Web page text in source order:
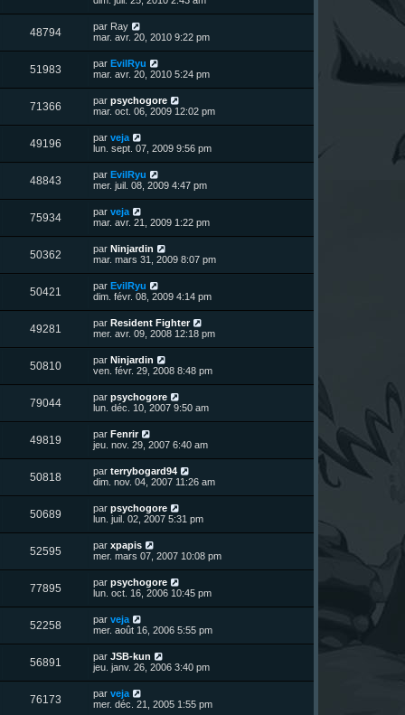
g
e
s
s
a
g
e
s
e
r
m
e
s
s
a
g
e
u
s
i
e
r
m
e
s
s
a
g
e
48794V
u
s
D
e
i
e
r
m
e
s
s
a
g
e
par Ray
mar. avr. 20, 2010 9:22 pm
51983V
u
s
D
e
i
e
r
m
e
s
s
a
g
e
par EvilRyu
mar. avr. 20, 2010 5:24 pm
71366V
u
s
D
e
i
e
r
m
e
s
s
a
g
e
par psychogore
mar. oct. 06, 2009 12:02 pm
49196V
u
s
D
e
i
e
r
m
e
s
s
a
g
e
par veja
lun. sept. 07, 2009 9:56 pm
48843V
u
s
D
e
i
e
r
m
e
s
s
a
g
e
par EvilRyu
mer. juil. 08, 2009 4:47 pm
75934V
u
D
e
i
e
r
m
e
s
s
a
g
e
par veja
mar. avr. 21, 2009 1:22 pm
50362V
u
D
e
i
e
r
m
e
s
s
a
g
e
par Ninjardin
mar. mars 31, 2009 8:07 pm
50421
u
s
D
e
i
e
r
m
e
s
s
a
g
e
par EvilRyu
dim. févr. 08, 2009 4:14 pm
49281
u
s
D
e
i
e
r
m
e
s
s
a
g
e
par Resident Fighter
mer. avr. 09, 2008 12:18 pm
50810V
u
s
D
e
i
e
r
m
e
s
s
a
g
e
par Ninjardin
ven. févr. 29, 2008 8:48 pm
79044V
u
s
D
e
i
e
r
m
e
s
s
a
g
e
par psychogore
lun. déc. 10, 2007 9:50 am
49819V
u
s
D
e
i
e
r
m
e
s
s
a
g
e
par Fenrir
jeu. nov. 29, 2007 6:40 am
50818V
u
s
D
e
i
e
r
m
e
s
s
a
g
e
par terrybogard94
dim. nov. 04, 2007 11:26 am
50689V
u
s
D
e
i
e
r
m
e
s
s
a
g
e
par psychogore
lun. juil. 02, 2007 5:31 pm
52595V
u
s
D
e
i
e
r
m
e
s
s
a
g
e
par xpapis
mer. mars 07, 2007 10:08 pm
77895V
u
D
e
i
e
r
m
e
s
s
a
g
par psychogore
lun. oct. 16, 2006 10:45 pm
52258V
u
s
D
e
i
e
r
m
e
par veja
mer. août 16, 2006 5:55 pm
56891
u
D
e
i
e
par JSB-kun
jeu. janv. 26, 2006 3:40 pm
76173V
D
e
par veja
mer. déc. 21, 2005 1:55 pm